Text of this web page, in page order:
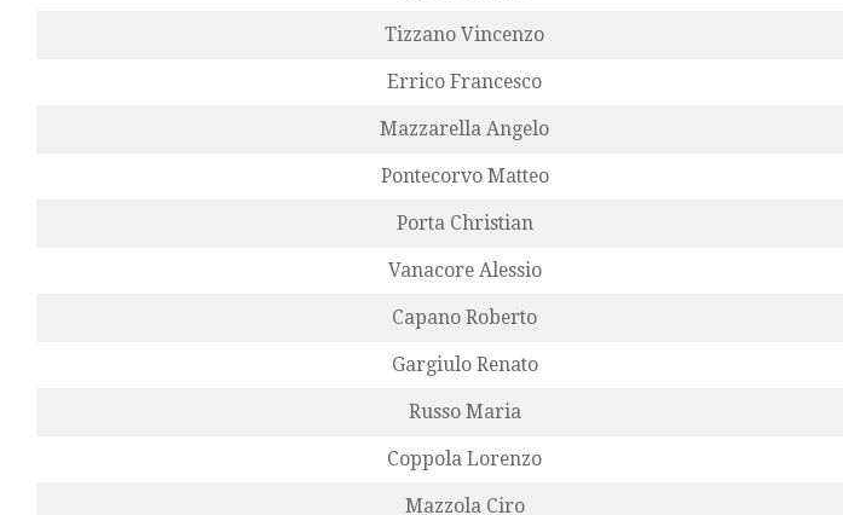
Tizzano Vincenzo
Errico Francesco
Mazzarella Angelo
Pontecorvo Matteo
Porta Christian
Vanacore Alessio
Capano Roberto
Gargiulo Renato
Russo Maria
Coppola Lorenzo
Mazzola Ciro